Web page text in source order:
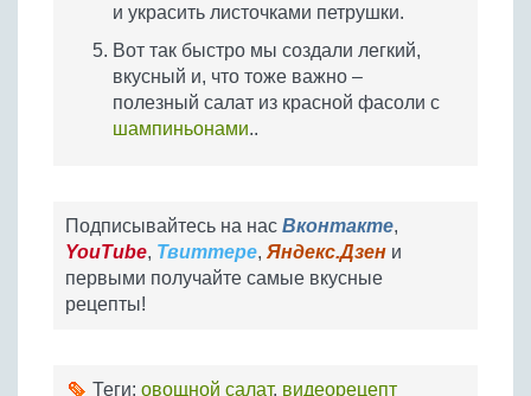
и украсить листочками петрушки.
Вот так быстро мы создали легкий,
вкусный и, что тоже важно –
полезный салат из красной фасоли с
шампиньонами..
Подписывайтесь на нас Вконтакте,
YouTube, Твиттере, Яндекс.Дзен и
первыми получайте самые вкусные
рецепты!
Теги: овощной салат, видеорецепт